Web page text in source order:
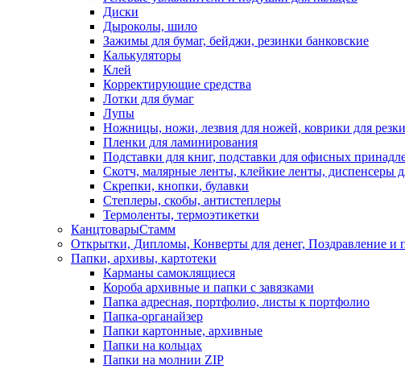
Диски
Дыроколы, шило
Зажимы для бумаг, бейджи, резинки банковские
Калькуляторы
Клей
Корректирующие средства
Лотки для бумаг
Лупы
Ножницы, ножи, лезвия для ножей, коврики для резки
Пленки для ламинирования
Подставки для книг, подставки для офисных
Скотч, малярные ленты, клейкие ленты, диспенсеры
Скрепки, кнопки, булавки
Степлеры, скобы, антистеплеры
Термоленты, термоэтикетки
КанцтоварыСтамм
Открытки, Дипломы, Конверты для денег, Поздравление и
Папки, архивы, картотеки
Карманы самоклящиеся
Короба архивные и папки с завязками
Папка адресная, портфолио, листы к портфолио
Папка-органайзер
Папки картонные, архивные
Папки на кольцах
Папки на молнии ZIP